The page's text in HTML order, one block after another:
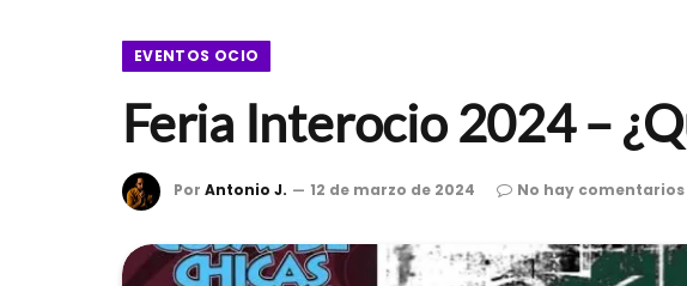
EVENTOS OCIO
Feria Interocio 2024 –
Por Antonio J. 12 de marzo de 2024 No hay comentarios